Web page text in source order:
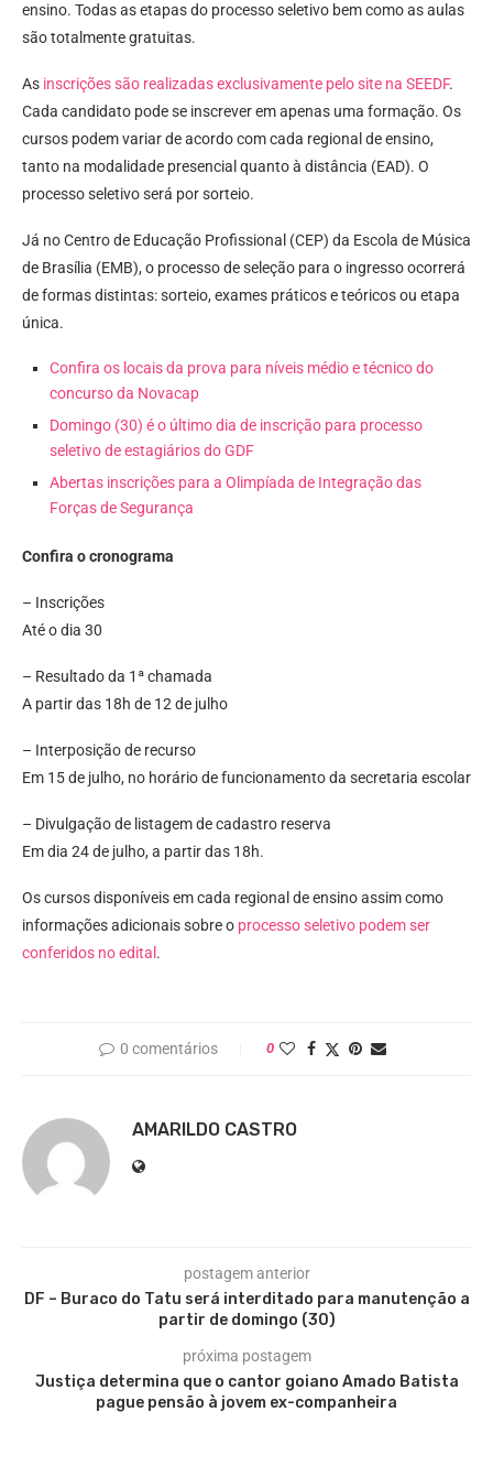
ensino. Todas as etapas do processo seletivo bem como as aulas
são totalmente gratuitas.
As inscrições são realizadas exclusivamente pelo site na SEEDF.
Cada candidato pode se inscrever em apenas uma formação. Os
cursos podem variar de acordo com cada regional de ensino,
tanto na modalidade presencial quanto à distância (EAD). O
processo seletivo será por sorteio.
Já no Centro de Educação Profissional (CEP) da Escola de Música
de Brasília (EMB), o processo de seleção para o ingresso ocorrerá
de formas distintas: sorteio, exames práticos e teóricos ou etapa
única.
Confira os locais da prova para níveis médio e técnico do
concurso da Novacap
Domingo (30) é o último dia de inscrição para processo
seletivo de estagiários do GDF
Abertas inscrições para a Olimpíada de Integração das
Forças de Segurança
Confira o cronograma
– Inscrições
Até o dia 30
– Resultado da 1ª chamada
A partir das 18h de 12 de julho
– Interposição de recurso
Em 15 de julho, no horário de funcionamento da secretaria escolar
– Divulgação de listagem de cadastro reserva
Em dia 24 de julho, a partir das 18h.
Os cursos disponíveis em cada regional de ensino assim como
informações adicionais sobre o processo seletivo podem ser
conferidos no edital .
0 comentários 0
AMARILDO CASTRO
postagem anterior
DF – Buraco do Tatu será interditado para manutenção a
partir de domingo (30)
próxima postagem
Justiça determina que o cantor goiano Amado Batista
pague pensão à jovem ex-companheira